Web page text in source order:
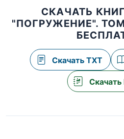
СКАЧАТЬ
"ПОГРУЖЕНИЕ".
Скачать TXT
Скачать